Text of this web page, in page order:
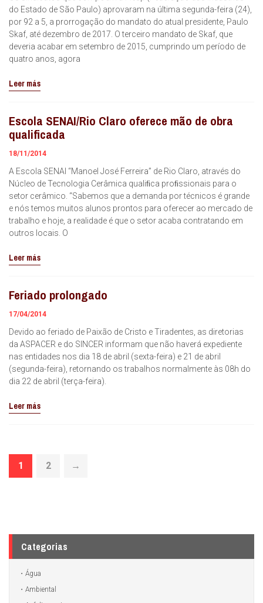
do Estado de São Paulo) aprovaram na última segunda-feira (24),
por 92 a 5, a prorrogação do mandato do atual presidente, Paulo
Skaf, até dezembro de 2017. O terceiro mandato de Skaf, que
deveria acabar em setembro de 2015, cumprindo um período de
quatro anos, agora
Leer más
Escola SENAI/Rio Claro oferece mão de obra
qualificada
18/11/2014
A Escola SENAI “Manoel José Ferreira” de Rio Claro, através do
Núcleo de Tecnologia Cerâmica qualiﬁca proﬁssionais para o
setor cerâmico. “Sabemos que a demanda por técnicos é grande
e nós temos muitos alunos prontos para oferecer ao mercado de
trabalho e hoje, a realidade é que o setor acaba contratando em
outros locais. O
Leer más
Feriado prolongado
17/04/2014
Devido ao feriado de Paixão de Cristo e Tiradentes, as diretorias
da ASPACER e do SINCER informam que não haverá expediente
nas entidades nos dia 18 de abril (sexta-feira) e 21 de abril
(segunda-feira), retornando os trabalhos normalmente às 08h do
dia 22 de abril (terça-feira).
Leer más
1 2 →
Categorias
Água
Ambiental